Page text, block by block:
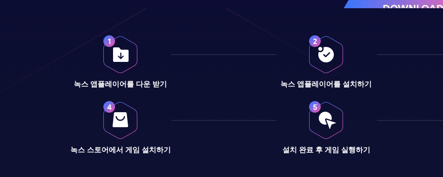
녹스 앱플레이어를 다운 받기 녹스 앱플레이어를 설치하기
녹스 스토어에서 게임 설치하기 설치 완료 후 게임 실행하기